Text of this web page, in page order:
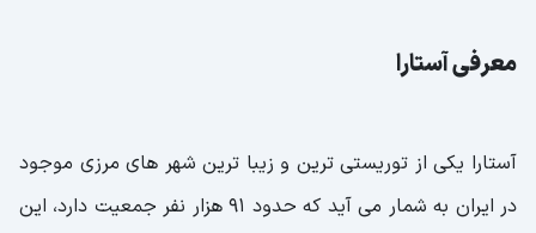
معرفی آستارا
آستارا یکی از توریستی ترین و زیبا ترین شهر های مرزی موجود
در ایران به شمار می آید که حدود 91 هزار نفر جمعیت دارد، این